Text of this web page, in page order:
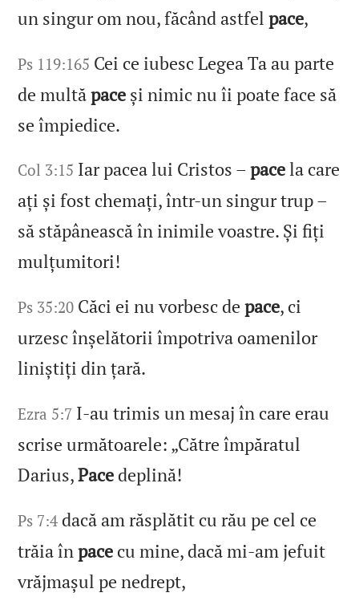
un singur om nou, făcând astfelpace,
Ps 119:165 Cei ce iubesc Legea Ta au parte
de multăpace și nimic nu îi poate face să
se împiedice.
Col 3:15 Iar pacea lui Cristos –pacela care
ați și fost chemați, într‑un singur trup –
să stăpânească în inimile voastre. Și fiți
mulțumitori!
Ps 35:20 Căci ei nu vorbesc depace, ci
urzesc înșelătorii împotriva oamenilor
liniștiți din țară.
Ezra 5:7 I‑au trimis un mesaj în care erau
scrise următoarele: „Către împăratul
Darius,Pace deplină!
Ps 7:4 dacă am răsplătit cu rău pe cel ce
trăia înpace cu mine, dacă mi‑am jefuit
vrăjmașul pe nedrept,